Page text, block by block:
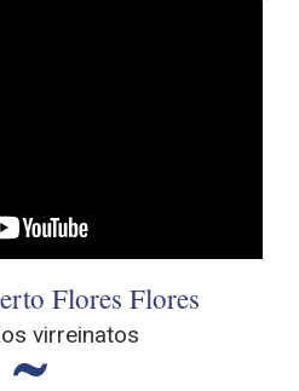
Flores Flores
virreinatos